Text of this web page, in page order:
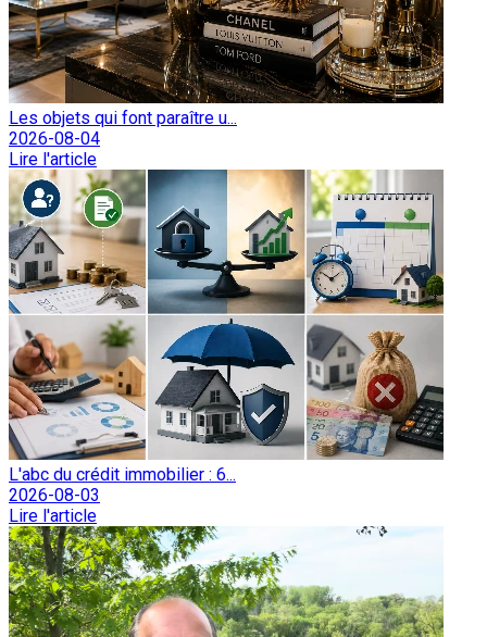
Les objets qui font paraître u...
2026-08-04
Lire l'article
L'abc du crédit immobilier : 6...
2026-08-03
Lire l'article